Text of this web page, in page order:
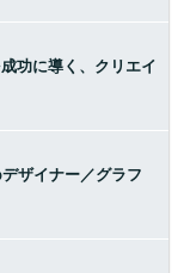
功に導く、クリエイ
ザイナー／グラフ